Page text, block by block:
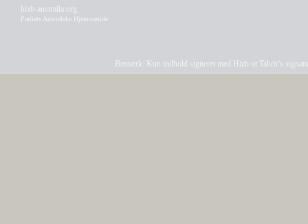
hizb-australia.org
Partiets Australske Hjemmeside
Bemærk: Kun indhold signeret med Hizb ut Tahrir's